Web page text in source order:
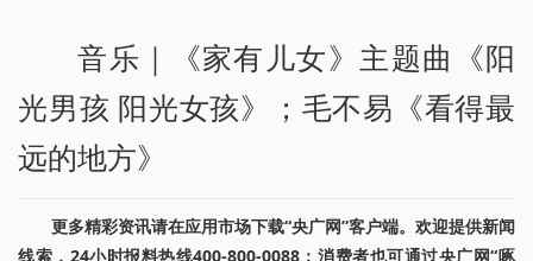
音乐｜《家有儿女》主题曲《阳
光男孩 阳光女孩》；毛不易《看得最
远的地方》
更多精彩资讯请在应用市场下载“央广网”客户端。欢迎提供新闻
线索，24小时报料热线400-800-0088；消费者也可通过央广网“啄